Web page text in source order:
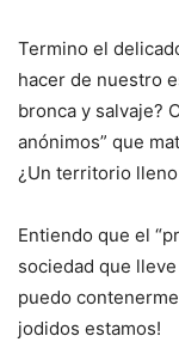
Termino el
hacer de nuestro
bronca y salvaje?
anónimos” que
¿Un territorio
Entiendo que el
sociedad que
puedo contenerme
jodidos estamos!